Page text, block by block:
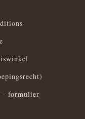
- formulier